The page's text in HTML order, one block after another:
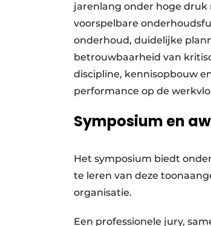
jarenlang onder hoge
voorspelbare
onderhoud, duidelijke
betrouwbaarheid van
discipline, kennisopbouw
performance op de
Symposium en
Het symposium biedt
te leren van deze
organisatie.
Een professionele jury,